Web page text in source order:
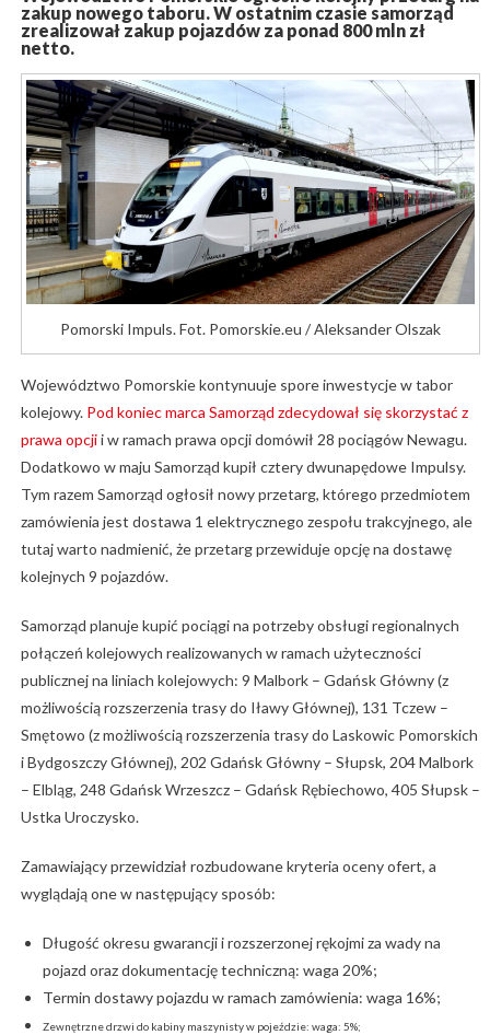
zakup nowego taboru. W ostatnim czasie samorząd
zrealizował zakup pojazdów za ponad 800 mln zł
netto.
Pomorski Impuls. Fot. Pomorskie.eu / Aleksander Olszak
Województwo Pomorskie kontynuuje spore inwestycje w tabor
kolejowy. Pod koniec marca Samorząd zdecydował się skorzystać z
prawa opcjii w ramach prawa opcji domówił 28 pociągów Newagu.
Dodatkowo w maju Samorząd kupił cztery dwunapędowe Impulsy.
Tym razem Samorząd ogłosił nowy przetarg, którego przedmiotem
zamówienia jest dostawa 1 elektrycznego zespołu trakcyjnego, ale
tutaj warto nadmienić, że przetarg przewiduje opcję na dostawę
kolejnych 9 pojazdów.
Samorząd planuje kupić pociągi na potrzeby obsługi regionalnych
połączeń kolejowych realizowanych w ramach użyteczności
publicznej na liniach kolejowych: 9 Malbork – Gdańsk Główny (z
możliwością rozszerzenia trasy do Iławy Głównej), 131 Tczew –
Smętowo (z możliwością rozszerzenia trasy do Laskowic Pomorskich
i Bydgoszczy Głównej), 202 Gdańsk Główny – Słupsk, 204 Malbork
– Elbląg, 248 Gdańsk Wrzeszcz – Gdańsk Rębiechowo, 405 Słupsk –
Ustka Uroczysko.
Zamawiający przewidział rozbudowane kryteria oceny ofert, a
wyglądają one w następujący sposób:
Długość okresu gwarancji i rozszerzonej rękojmi za wady na
pojazd oraz dokumentację techniczną: waga 20%;
Termin dostawy pojazdu w ramach zamówienia: waga 16%;
Zewnętrzne drzwi do kabiny maszynisty w pojeździe: waga: 5%;